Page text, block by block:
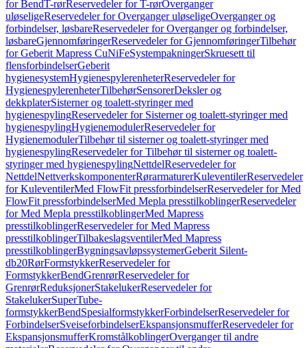
for BendT-rørReservedeler for T-rørOverganger
uløseligeReservedeler for Overganger uløseligeOverganger og
forbindelser, løsbareReservedeler for Overganger og forbindelser,
løsbareGjennomføringerReservedeler for GjennomføringerTilbehør
for Geberit Mapress CuNiFeSystempakningerSkruesett til
flensforbindelserGeberit
hygienesystemHygienespylerenheterReservedeler for
HygienespylerenheterTilbehørSensorerDeksler og
dekkplaterSisterner og toalett-styringer med
hygienespylingReservedeler for Sisterner og toalett-styringer med
hygienespylingHygienemodulerReservedeler for
HygienemodulerTilbehør til sisterner og toalett-styringer med
hygienespylingReservedeler for Tilbehør til sisterner og toalett-
styringer med hygienespylingNettdelReservedeler for
NettdelNettverkskomponenterRørarmaturerKuleventilerReservedeler
for KuleventilerMed FlowFit pressforbindelserReservedeler for Med
FlowFit pressforbindelserMed Mepla presstilkoblingerReservedeler
for Med Mepla presstilkoblingerMed Mapress
presstilkoblingerReservedeler for Med Mapress
presstilkoblingerTilbakeslagsventilerMed Mapress
presstilkoblingerBygningsavløpssystemerGeberit Silent-
db20RørFormstykkerReservedeler for
FormstykkerBendGrenrørReservedeler for
GrenrørReduksjonerStakelukerReservedeler for
StakelukerSuperTube-
formstykkerBendSpesialformstykkerForbindelserReservedeler for
ForbindelserSveiseforbindelserEkspansjonsmufferReservedeler for
EkspansjonsmufferKromstålkoblingerOverganger til andre